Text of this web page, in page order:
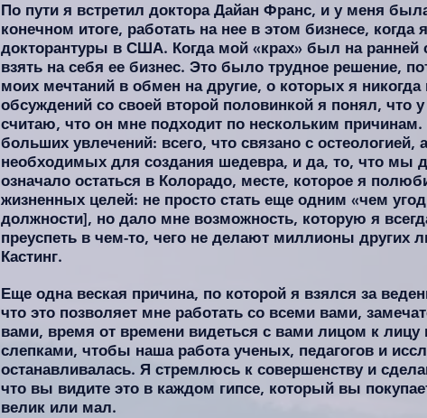
По пути я встретил доктора Дайан Франс, и у меня
конечном итоге, работать на нее в этом бизнесе,
докторантуры в США. Когда мой «крах» был на ранней
взять на себя ее бизнес. Это было трудное решение,
моих мечтаний в обмен на другие, о которых я
обсуждений со своей второй половинкой я понял, что
считаю, что он мне подходит по нескольким
больших увлечений: всего, что связано с остеологией,
необходимых для создания шедевра, и да, то, что мы
означало остаться в Колорадо, месте, которое я
жизненных целей: не просто стать еще одним «чем
должности], но дало мне возможность, которую я
преуспеть в чем-то, чего не делают миллионы других
Кастинг.
Еще одна веская причина, по которой я взялся за
что это позволяет мне работать со всеми вами,
вами, время от времени видеться с вами лицом к
слепками, чтобы наша работа ученых, педагогов и
останавливалась. Я стремлюсь к совершенству и
что вы видите это в каждом гипсе, который вы
велик или мал.